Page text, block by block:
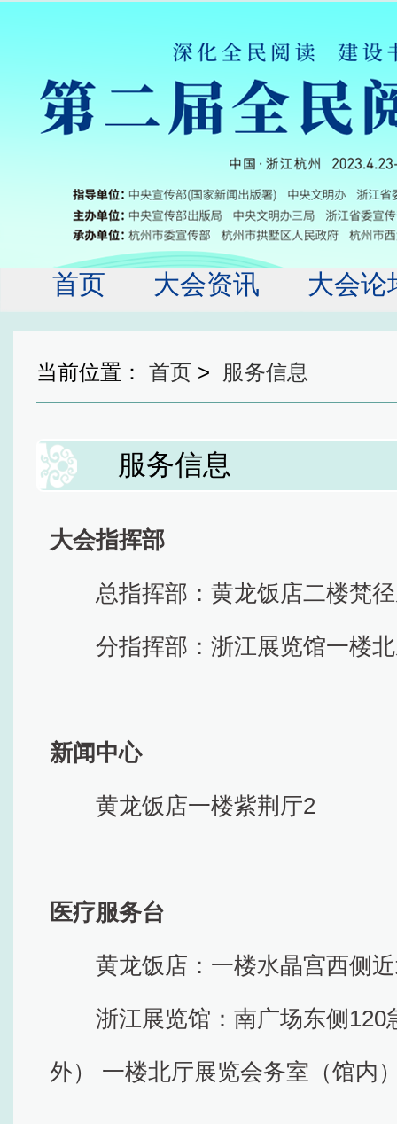
首页 大会资讯 大会论
当前位置： 首页 > 服务信息
服务信息
大会指挥部
总指挥部：黄龙饭店二楼梵
分指挥部：浙江展览馆一楼
新闻中心
黄龙饭店一楼紫荆厅2
医疗服务台
黄龙饭店：一楼水晶宫西侧
浙江展览馆：南广场东侧120
外） 一楼北厅展览会务室（馆内